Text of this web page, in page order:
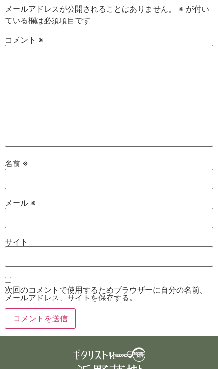
メールアドレスが公開されることはありません。 ※ が付い
ている欄は必須項目です
コメント ※
名前 ※
メール ※
サイト
次回のコメントで使用するためブラウザーに自分の名前、
メールアドレス、サイトを保存する。